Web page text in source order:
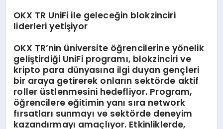
OKX TR UniFi ile geleceğin blokzinciri
liderleri yetişiyor
OKX TR’nin üniversite öğrencilerine yönelik
geliştirdiği UniFi programı, blokzinciri ve
kripto para dünyasına ilgi duyan gençleri
bir araya getirerek onların sektörde aktif
roller üstlenmesini hedefliyor. Program,
öğrencilere eğitimin yanı sıra network
fırsatları sunmayı ve sektörde deneyim
kazandırmayı amaçlıyor. Etkinliklerde,